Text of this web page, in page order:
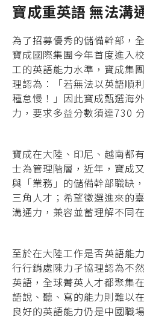
寶成重英語 無法溝
為了招募優秀的儲備幹部，
寶成國際集團今年首度進入
工的英語能力水準，寶成集
理認為：「若無法以英語順
種怠慢！」因此寶成甄選海
力，要求多益分數須達730
寶成在大陸、印尼、越南都
士為管理階層，近年，寶成
與「業務」的儲備幹部職缺
三角人才；希望徵選進來的
溝通力，兼容並蓄理解不同
至於在大陸工作是否英語能
行行銷處陳力孑協理認為不
英語，全球菁英人才都聚集
語說、聽、寫的能力則難以
良好的英語能力仍是中國職